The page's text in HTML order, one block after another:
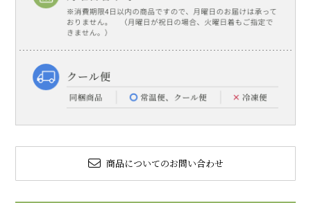
商品についてのお問い合わせ